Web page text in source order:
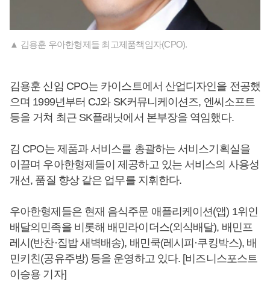
▲ 김용훈 우아한형제들 최고제품책임자(CPO).
김용훈 신임 CPO는 카이스트에서 산업디자인을 전공했
으며 1999년부터 CJ와 SK커뮤니케이션즈, 엔씨소프트
등을 거쳐 최근 SK플래닛에서 본부장을 역임했다.
김 CPO는 제품과 서비스를 총괄하는 서비스기획실을
이끌며 우아한형제들이 제공하고 있는 서비스의 사용성
개선, 품질 향상 같은 업무를 지휘한다.
우아한형제들은 현재 음식주문 애플리케이션(앱) 1위인
배달의민족을 비롯해 배민라이더스(외식배달), 배민프
레시(반찬·집밥 새벽배송), 배민쿡(레시피·쿠킹박스), 배
민키친(공유주방) 등을 운영하고 있다. [비즈니스포스트
이승용 기자]